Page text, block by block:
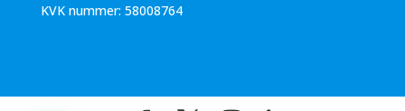
KVK nummer: 58008764